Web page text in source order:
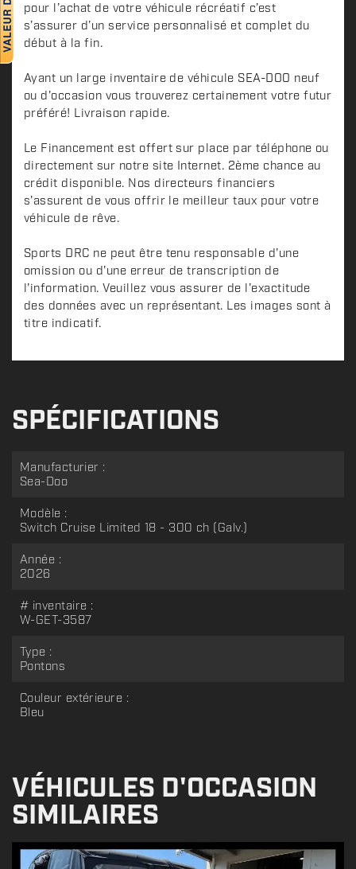
pour l’achat de votre véhicule récréatif c’est
s’assurer d’un service personnalisé et complet du
début à la fin.
Ayant un large inventaire de véhicule SEA-DOO neuf
ou d'occasion vous trouverez certainement votre futur
préféré! Livraison rapide.
Le Financement est offert sur place par téléphone ou
directement sur notre site Internet. 2ème chance au
crédit disponible. Nos directeurs financiers
s'assurent de vous offrir le meilleur taux pour votre
véhicule de rêve.
Sports DRC ne peut être tenu responsable d'une
omission ou d'une erreur de transcription de
l'information. Veuillez vous assurer de l'exactitude
des données avec un représentant. Les images sont à
titre indicatif.
SPÉCIFICATIONS
Manufacturier :
Sea-Doo
Modèle :
Switch Cruise Limited 18 - 300 ch (Galv.)
Année :
2026
# inventaire :
W-GET-3587
Type :
Pontons
Couleur extérieure :
Bleu
VÉHICULES D'OCCASION
SIMILAIRES